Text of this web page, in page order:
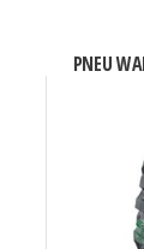
PNEU